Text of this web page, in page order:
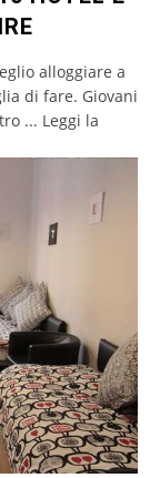
alloggiare a
di fare. Giovani
... Leggi la